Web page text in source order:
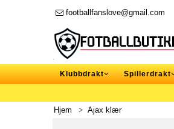
footballfanslove@gmail.com
Klubbdrakt Spillerdrakt
Hjem Ajax klær